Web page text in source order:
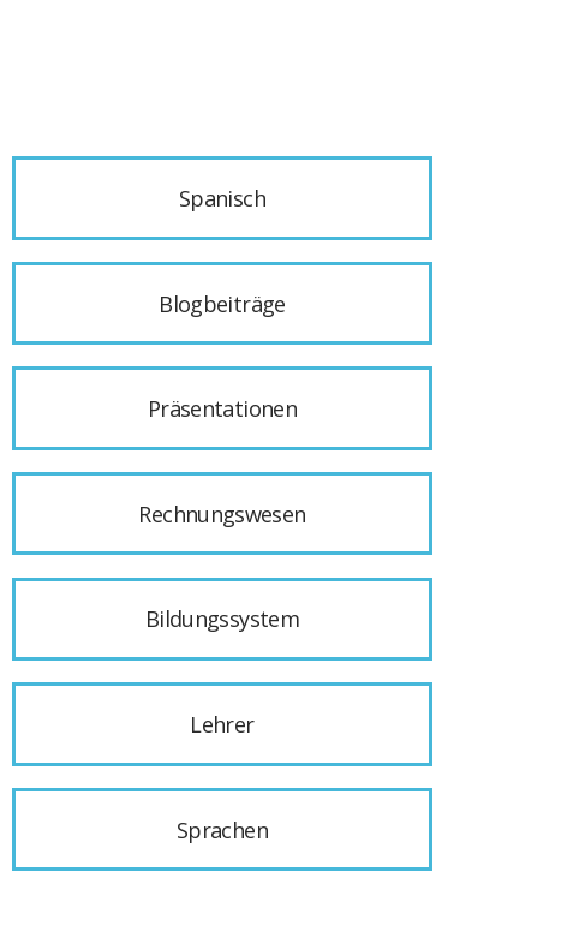
Spanisch
Blogbeiträge
Präsentationen
Rechnungswesen
Bildungssystem
Lehrer
Sprachen